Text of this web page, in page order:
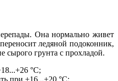
Она нормально живет
ледяной подоконник,
сырого грунта с прохладой.
°C;